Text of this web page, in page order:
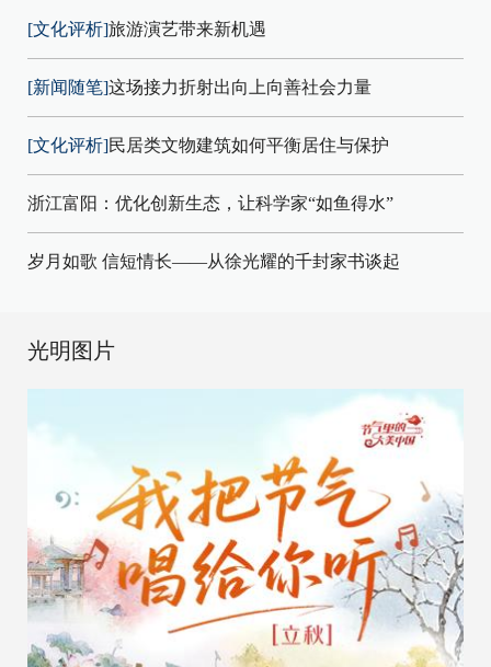
[文化评析]旅游演艺带来新机遇
[新闻随笔]这场接力折射出向上向善社会力量
[文化评析]民居类文物建筑如何平衡居住与保护
浙江富阳：优化创新生态，让科学家“如鱼得水”
岁月如歌 信短情长——从徐光耀的千封家书谈起
光明图片